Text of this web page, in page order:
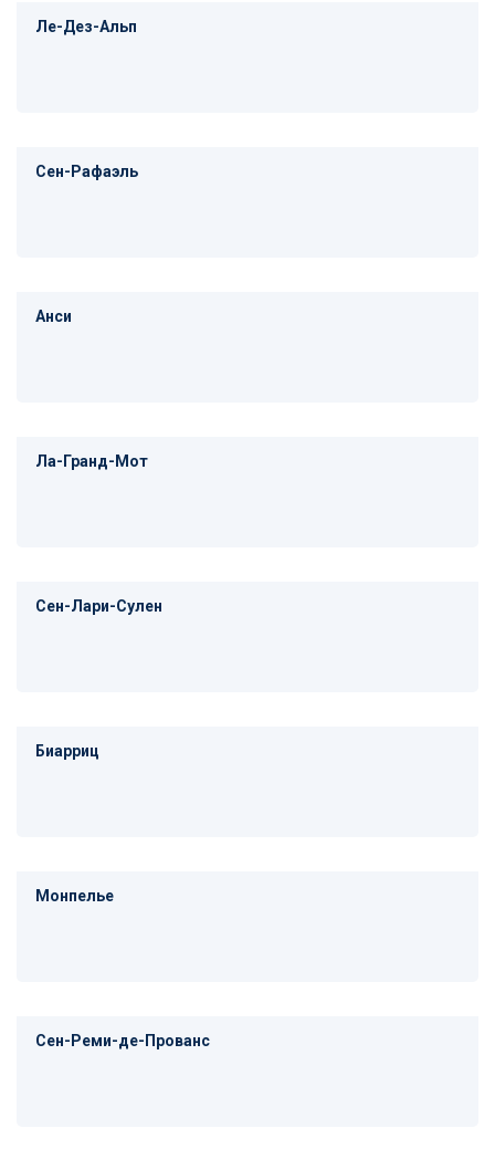
Ле-Дез-Альп
Сен-Рафаэль
Анси
Ла-Гранд-Мот
Сен-Лари-Сулен
Биарриц
Монпелье
Сен-Реми-де-Прованс